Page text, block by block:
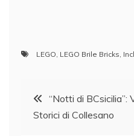
LEGO, LEGO Brile Bricks,
Navigazione
articoli
“Notti di BCsicilia”:
Storici di Collesano